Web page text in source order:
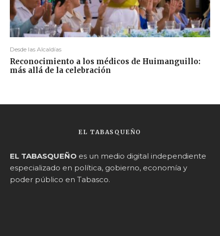
Desde las Alcaldías
Reconocimiento a los médicos de Huimanguillo:
más allá de la celebración
EL TABASQUEÑO
EL TABASQUEÑO es un medio digital independiente
especializado en política, gobierno, economía y
poder público en Tabasco.